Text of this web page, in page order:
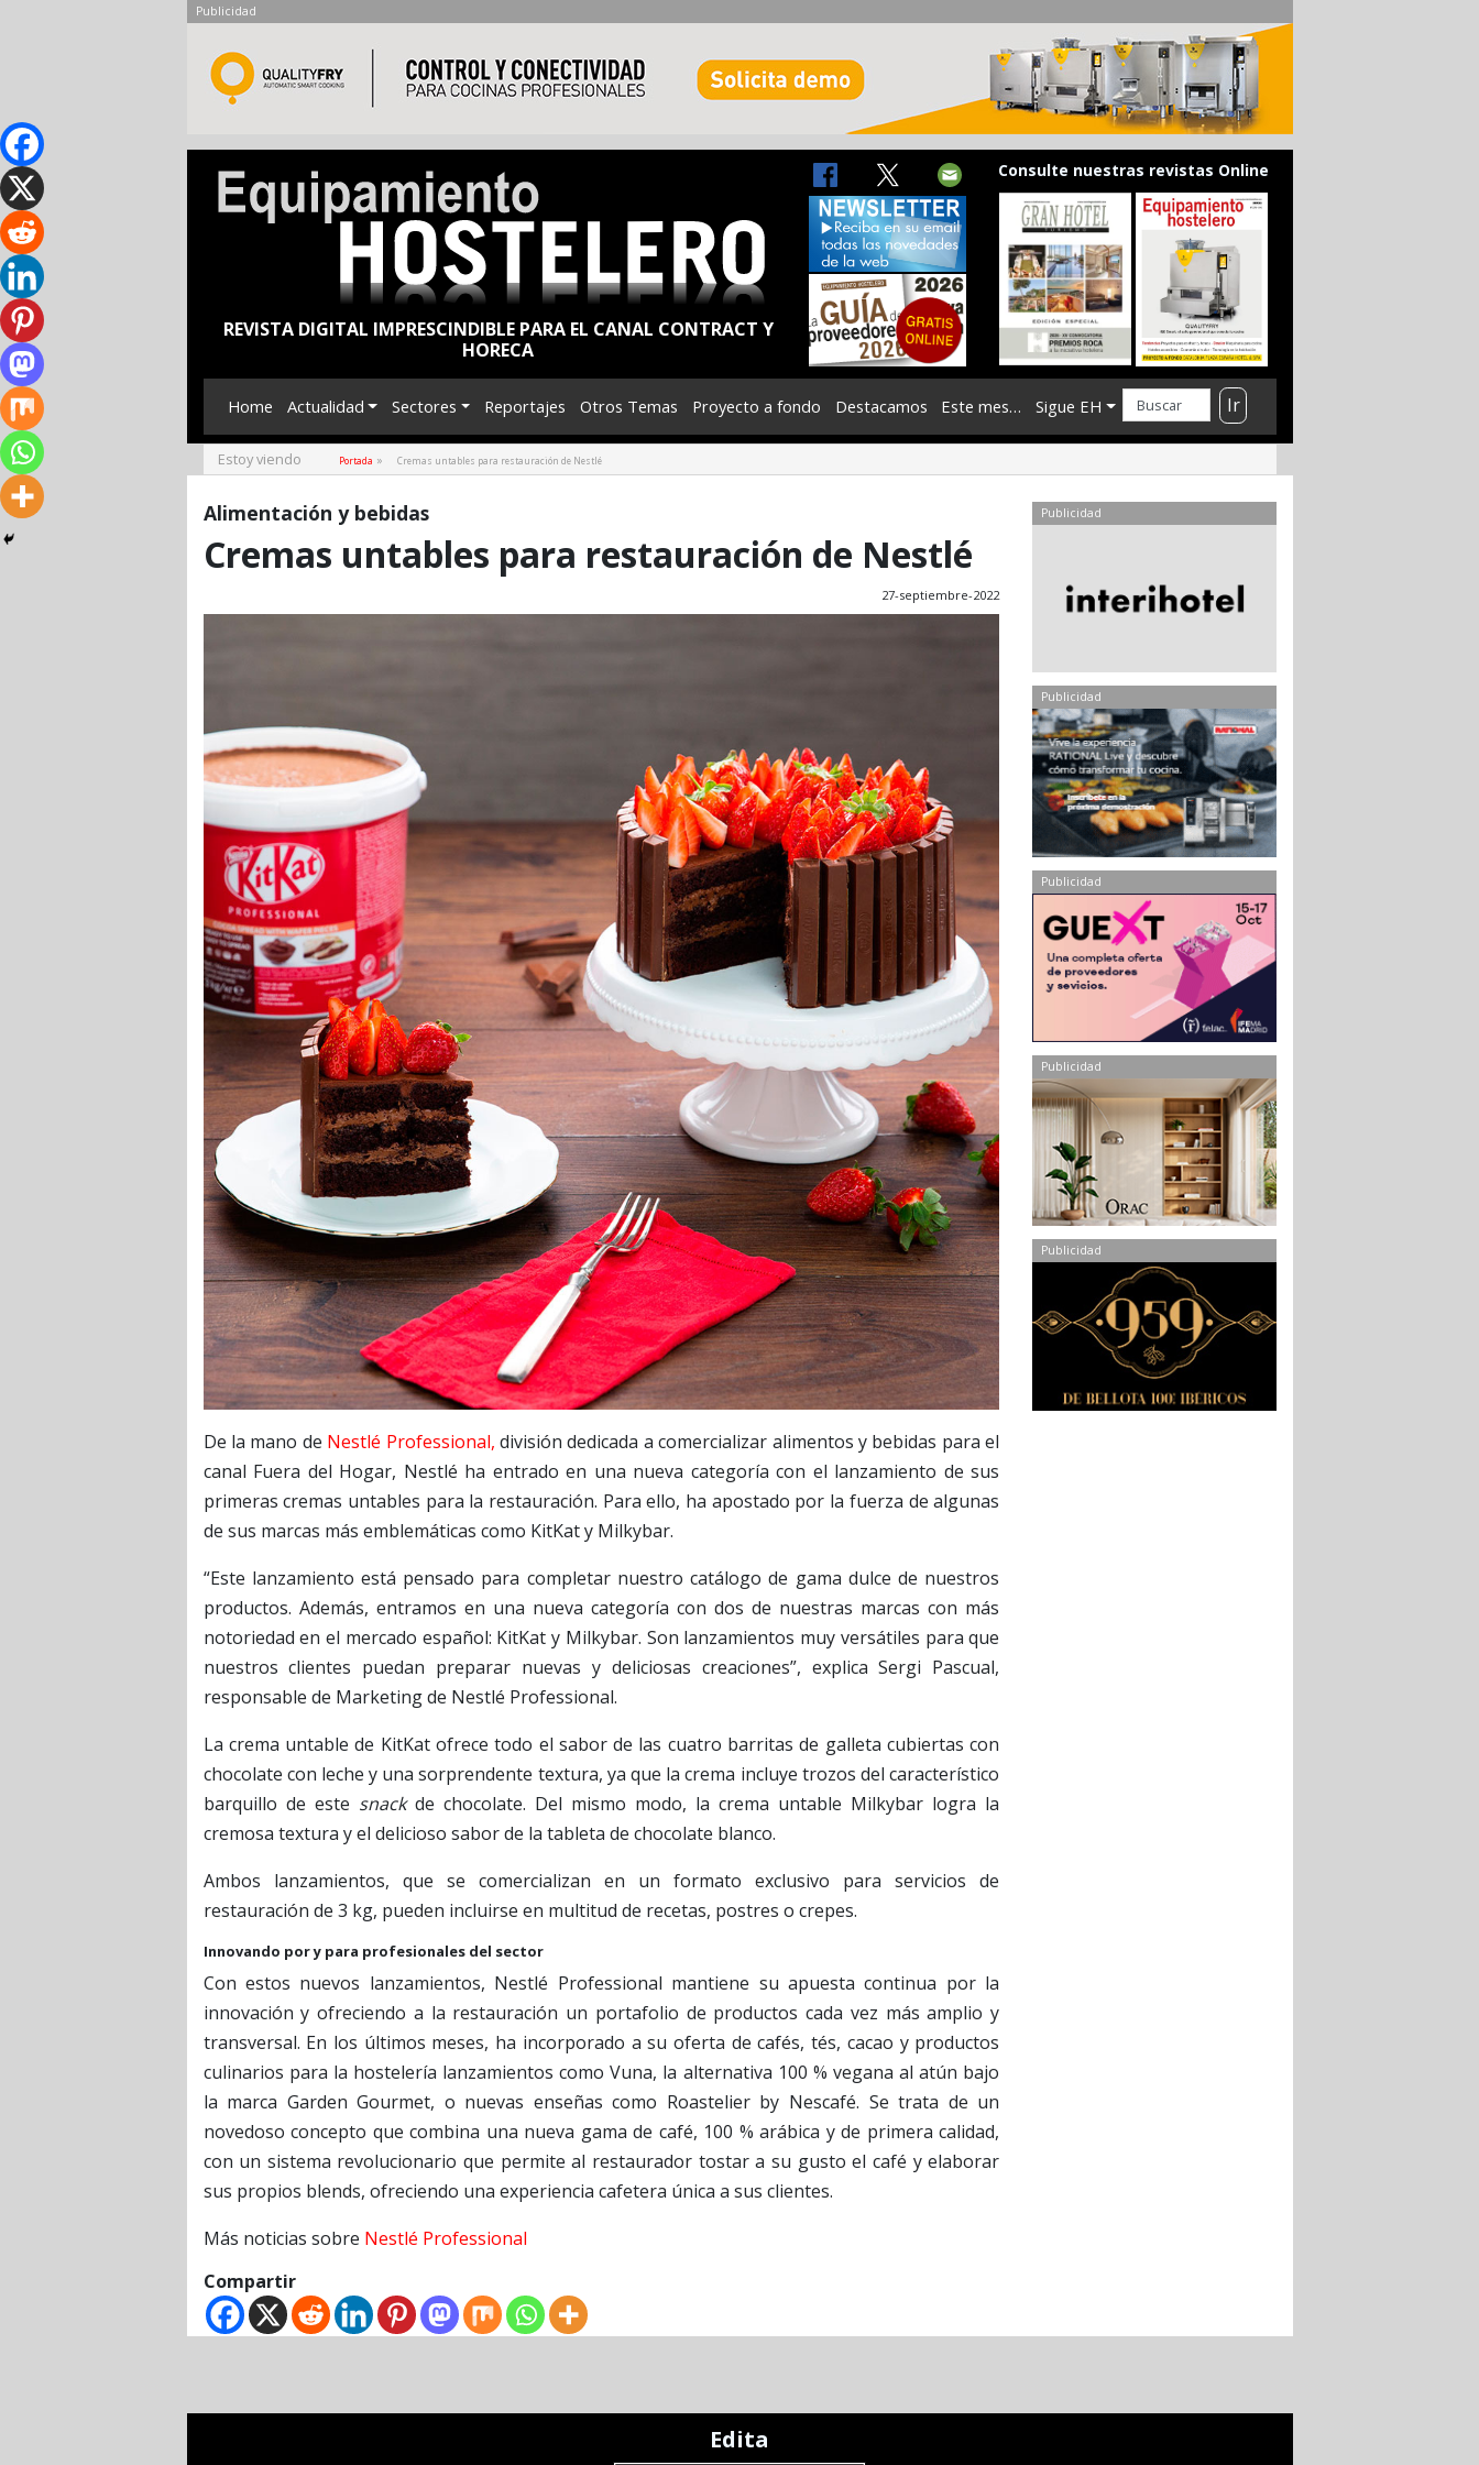
Publicidad
REVISTA DIGITAL IMPRESCINDIBLE PARA EL CANAL CONTRACT Y
HORECA
Consulte nuestras revistas Online
Home Actualidad Sectores Reportajes Otros Temas Proyecto a fondo Destacamos Este mes… Sigue EH Ir
Estoy viendo Portada » Cremas untables para restauración de Nestlé
Alimentación y bebidas
Cremas untables para restauración de Nestlé
27-septiembre-2022
De la mano de Nestlé Professional, división dedicada a comercializar alimentos y bebidas para el
canal Fuera del Hogar, Nestlé ha entrado en una nueva categoría con el lanzamiento de sus
primeras cremas untables para la restauración. Para ello, ha apostado por la fuerza de algunas
de sus marcas más emblemáticas como KitKat y Milkybar.
“Este lanzamiento está pensado para completar nuestro catálogo de gama dulce de nuestros
productos. Además, entramos en una nueva categoría con dos de nuestras marcas con más
notoriedad en el mercado español: KitKat y Milkybar. Son lanzamientos muy versátiles para que
nuestros clientes puedan preparar nuevas y deliciosas creaciones”, explica Sergi Pascual,
responsable de Marketing de Nestlé Professional.
La crema untable de KitKat ofrece todo el sabor de las cuatro barritas de galleta cubiertas con
chocolate con leche y una sorprendente textura, ya que la crema incluye trozos del característico
barquillo de este snack de chocolate. Del mismo modo, la crema untable Milkybar logra la
cremosa textura y el delicioso sabor de la tableta de chocolate blanco.
Ambos lanzamientos, que se comercializan en un formato exclusivo para servicios de
restauración de 3 kg, pueden incluirse en multitud de recetas, postres o crepes.
Innovando por y para profesionales del sector
Con estos nuevos lanzamientos, Nestlé Professional mantiene su apuesta continua por la
innovación y ofreciendo a la restauración un portafolio de productos cada vez más amplio y
transversal. En los últimos meses, ha incorporado a su oferta de cafés, tés, cacao y productos
culinarios para la hostelería lanzamientos como Vuna, la alternativa 100 % vegana al atún bajo
la marca Garden Gourmet, o nuevas enseñas como Roastelier by Nescafé. Se trata de un
novedoso concepto que combina una nueva gama de café, 100 % arábica y de primera calidad,
con un sistema revolucionario que permite al restaurador tostar a su gusto el café y elaborar
sus propios blends, ofreciendo una experiencia cafetera única a sus clientes.
Más noticias sobre Nestlé Professional
Compartir
Publicidad
Publicidad
Publicidad
Publicidad
Publicidad
Edita